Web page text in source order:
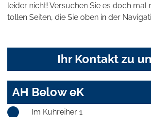
leider nicht! Versuchen Sie es doch mal
tollen Seiten, die Sie oben in der
Ihr Kontakt zu
AH Below eK
Im Kuhreiher 1